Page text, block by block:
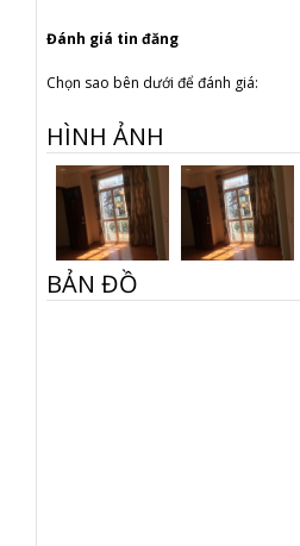
Đánh giá tin đăng
Chọn sao bên dưới để đánh giá:
HÌNH ẢNH
BẢN ĐỒ